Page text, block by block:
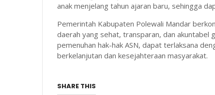
anak menjelang tahun ajaran baru, sehingga
Pemerintah Kabupaten Polewali Mandar
daerah yang sehat, transparan, dan
pemenuhan hak-hak ASN, dapat terlaksana
berkelanjutan dan kesejahteraan masyarakat.
SHARE THIS